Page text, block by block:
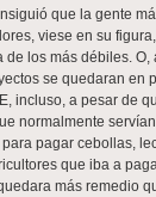
que la gente
viese en su
los más débiles.
se quedaran en
incluso, a pesar de
normalmente
pagar cebollas,
que iba a
más remedio